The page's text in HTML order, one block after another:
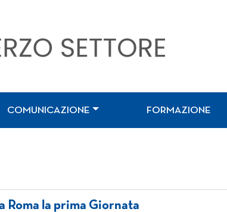
COMUNICAZIONE FORMAZIONE
Roma la prima Giornata